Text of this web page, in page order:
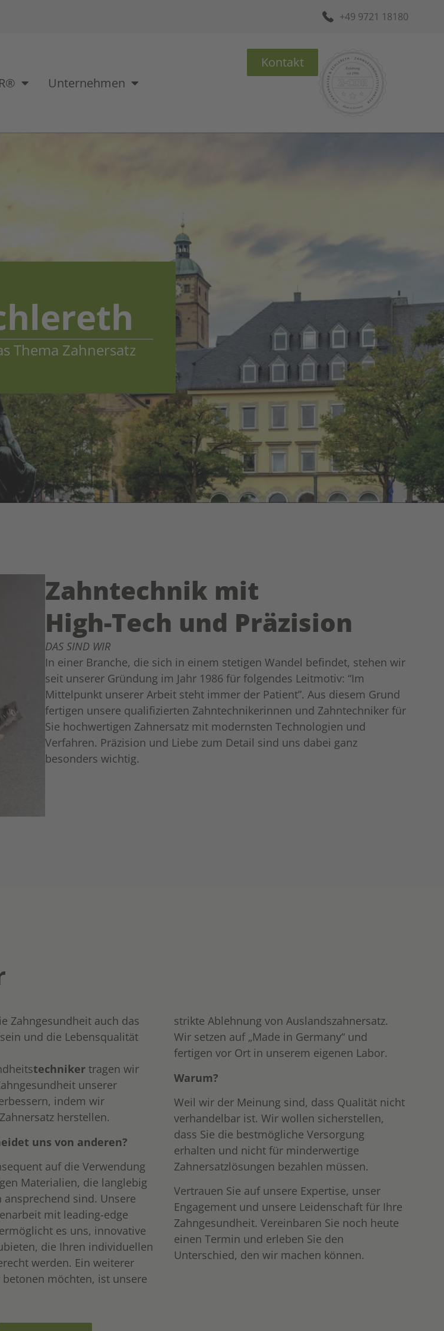
+49 9721 18180
Unternehmen
Kontakt
Thema Zahnersatz
Zahntechnik mit
High-Tech und Präzision
DAS SIND WIR
In einer Branche, die sich in einem stetigen Wandel befindet, stehen wir
seit unserer Gründung im Jahr 1986 für folgendes Leitmotiv: “Im
Mittelpunkt unserer Arbeit steht immer der Patient”. Aus diesem Grund
fertigen unsere qualifizierten Zahntechnikerinnen und Zahntechniker für
Sie hochwertigen Zahnersatz mit modernsten Technologien und
Verfahren. Präzision und Liebe zum Detail sind uns dabei ganz
besonders wichtig.
Zahngesundheit auch das
und die Lebensqualität
techniker tragen wir
unserer
indem wir
herstellen.
uns von anderen?
auf die Verwendung
Materialien, die langlebig
ansprechend sind. Unsere
mit leading-edge
es uns, innovative
die Ihren individuellen
werden. Ein weiterer
möchten, ist unsere
strikte Ablehnung von Auslandszahnersatz.
Wir setzen auf „Made in Germany“ und
fertigen vor Ort in unserem eigenen Labor.
Warum?
Weil wir der Meinung sind, dass Qualität nicht
verhandelbar ist. Wir wollen sicherstellen,
dass Sie die bestmögliche Versorgung
erhalten und nicht für minderwertige
Zahnersatzlösungen bezahlen müssen.
Vertrauen Sie auf unsere Expertise, unser
Engagement und unsere Leidenschaft für Ihre
Zahngesundheit. Vereinbaren Sie noch heute
einen Termin und erleben Sie den
Unterschied, den wir machen können.